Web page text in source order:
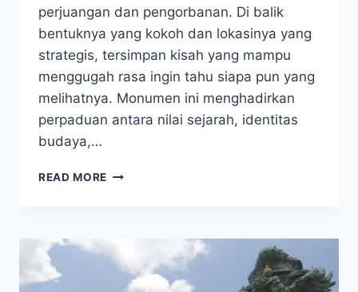
perjuangan dan pengorbanan. Di balik
bentuknya yang kokoh dan lokasinya yang
strategis, tersimpan kisah yang mampu
menggugah rasa ingin tahu siapa pun yang
melihatnya. Monumen ini menghadirkan
perpaduan antara nilai sejarah, identitas
budaya,…
READ MORE TUGU
MENGEJUTKAN
DI
BALIK